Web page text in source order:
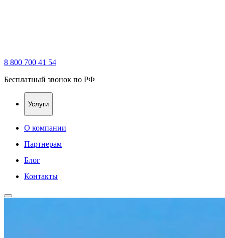
8 800 700 41 54
Бесплатный звонок по РФ
Услуги
О компании
Партнерам
Блог
Контакты